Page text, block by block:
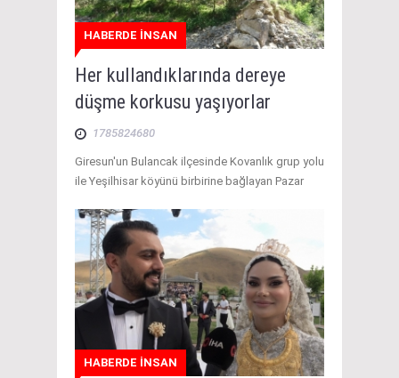
HABERDE İNSAN
Her kullandıklarında dereye
düşme korkusu yaşıyorlar
1785824680
Giresun'un Bulancak ilçesinde Kovanlık grup yolu
ile Yeşilhisar köyünü birbirine bağlayan Pazar
HABERDE İNSAN